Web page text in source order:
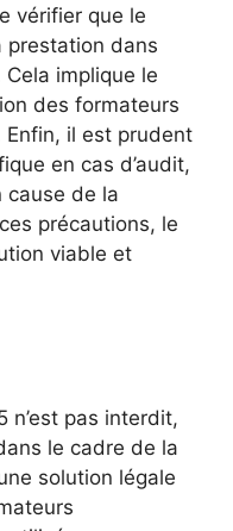
vérifier que le
prestation dans
implique le
des formateurs
il est prudent
en cas d’audit,
cause de la
précautions, le
viable et
n’est pas interdit,
le cadre de la
solution légale